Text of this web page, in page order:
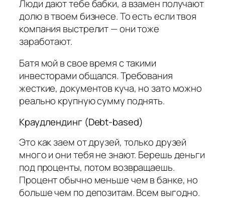
Люди дают тебе бабки, а взамен получают
долю в твоем бизнесе. То есть если твоя
компания выстрелит — они тоже
заработают.
Батя мой в свое время с такими
инвесторами общался. Требования
жесткие, документов куча, но зато можно
реально крупную сумму поднять.
Краудлендинг (Debt-based)
Это как заем от друзей, только друзей
много и они тебя не знают. Берешь деньги
под проценты, потом возвращаешь.
Процент обычно меньше чем в банке, но
больше чем по депозитам. Всем выгодно.